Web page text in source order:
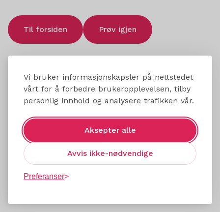
Vi bruker informasjonskapsler på nettstedet
vårt for å forbedre brukeropplevelsen, tilby
personlig innhold og analysere trafikken vår.
Aksepter alle
Avvis ikke-nødvendige
Preferanser
Til forsiden Prøv igjen